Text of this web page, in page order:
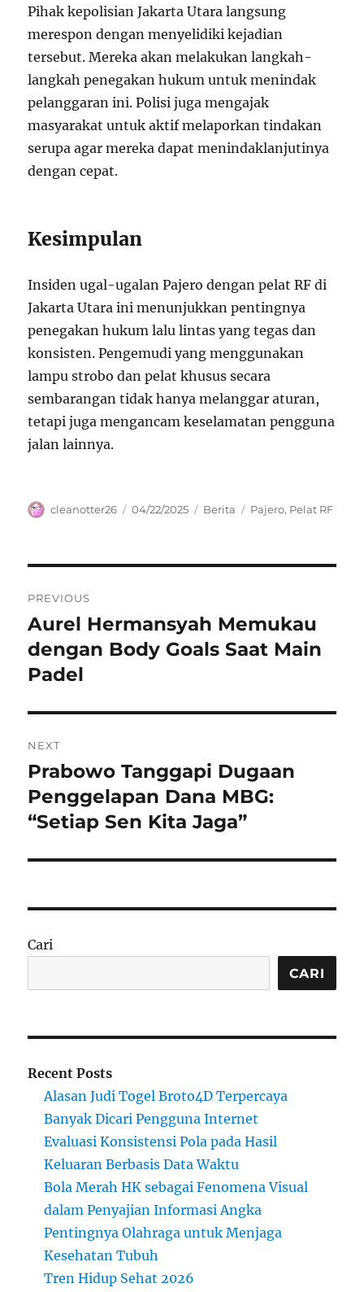
Pihak kepolisian Jakarta Utara langsung
merespon dengan menyelidiki kejadian
tersebut. Mereka akan melakukan langkah-
langkah penegakan hukum untuk menindak
pelanggaran ini. Polisi juga mengajak
masyarakat untuk aktif melaporkan tindakan
serupa agar mereka dapat menindaklanjutinya
dengan cepat.
Kesimpulan
Insiden ugal-ugalan Pajero dengan pelat RF di
Jakarta Utara ini menunjukkan pentingnya
penegakan hukum lalu lintas yang tegas dan
konsisten. Pengemudi yang menggunakan
lampu strobo dan pelat khusus secara
sembarangan tidak hanya melanggar aturan,
tetapi juga mengancam keselamatan pengguna
jalan lainnya.
Author
cleanotter26
Posted
04/22/2025 Categories
Berita Tags
Pajero, Pelat RF
pos
PREVIOUS
Previous
post:
Aurel Hermansyah Memukau
dengan Body Goals Saat Main
Padel
NEXT
Next
post:
Prabowo Tanggapi Dugaan
Penggelapan Dana MBG:
“Setiap Sen Kita Jaga”
Cari
CARI
Recent Posts
Alasan Judi Togel Broto4D Terpercaya
Banyak Dicari Pengguna Internet
Evaluasi Konsistensi Pola pada Hasil
Keluaran Berbasis Data Waktu
Bola Merah HK sebagai Fenomena Visual
dalam Penyajian Informasi Angka
Pentingnya Olahraga untuk Menjaga
Kesehatan Tubuh
Tren Hidup Sehat 2026